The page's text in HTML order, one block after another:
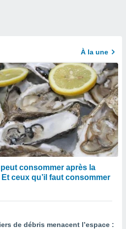
À la une
consommer après la
ceux qu’il faut consommer
de débris menacent l’espace :